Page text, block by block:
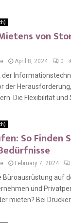
von
April 8, 2024 0
der
der
Die Flexibilität und
So Finden
February 7, 2024
Büroausrüstung auf
und
mieten? Bei